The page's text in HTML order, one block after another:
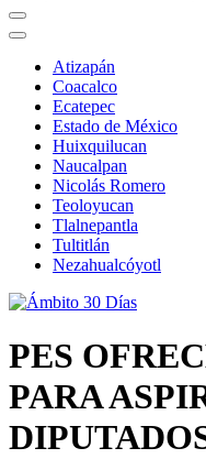
Atizapán
Coacalco
Ecatepec
Estado de México
Huixquilucan
Naucalpan
Nicolás Romero
Teoloyucan
Tlalnepantla
Tultitlán
Nezahualcóyotl
PES
PARA